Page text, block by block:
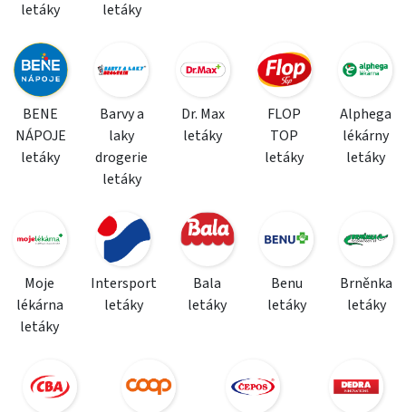
letáky letáky
BENE
NÁPOJE
letáky
Barvy a
laky
drogerie
letáky
Dr. Max
letáky
FLOP
TOP
letáky
Alphega
lékárny
letáky
Moje
lékárna
letáky
Intersport
letáky
Bala
letáky
Benu
letáky
Brněnka
letáky